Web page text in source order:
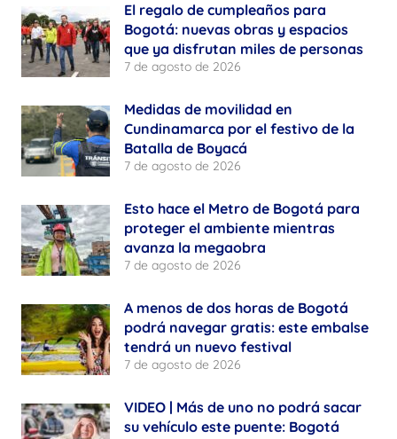
El regalo de cumpleaños para
Bogotá: nuevas obras y espacios
que ya disfrutan miles de personas
7 de agosto de 2026
Medidas de movilidad en
Cundinamarca por el festivo de la
Batalla de Boyacá
7 de agosto de 2026
Esto hace el Metro de Bogotá para
proteger el ambiente mientras
avanza la megaobra
7 de agosto de 2026
A menos de dos horas de Bogotá
podrá navegar gratis: este embalse
tendrá un nuevo festival
7 de agosto de 2026
VIDEO | Más de uno no podrá sacar
su vehículo este puente: Bogotá